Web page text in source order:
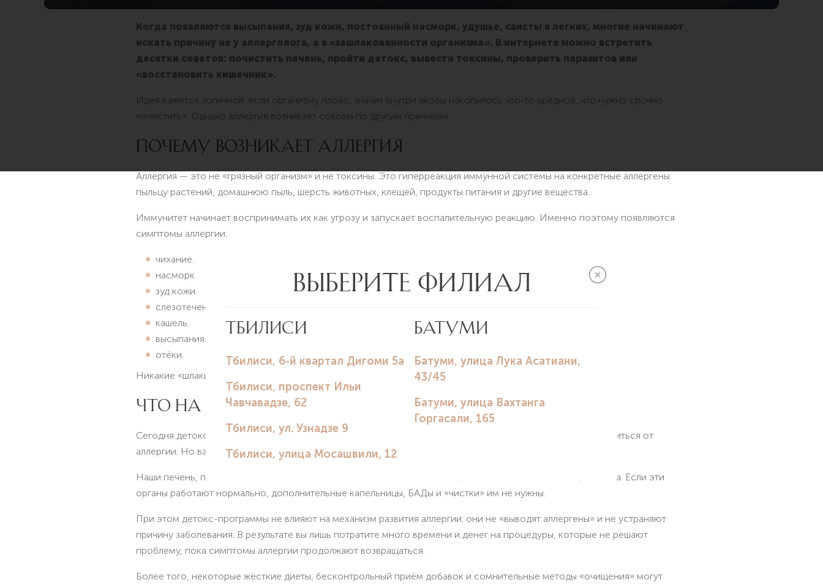
Когда появляются высыпания, зуд кожи, постоянный насморк, удушье, свисты в легких, многие начинают
искать причину не у аллерголога, а в «зашлакованности организма». В интернете можно встретить
десятки советов: почистить печень, пройти детокс, вывести токсины, проверить паразитов или
«восстановить кишечник».
Идея кажется логичной: если организму плохо, значит внутри якобы накопилось что-то вредное, что нужно срочно
«очистить». Однако аллергия возникает совсем по другим причинам.
ПОЧЕМУ ВОЗНИКАЕТ АЛЛЕРГИЯ
Аллергия — это не «грязный организм» и не токсины. Это гиперреакция иммунной системы на конкретные аллергены:
пыльцу растений, домашнюю пыль, шерсть животных, клещей, продукты питания и другие вещества.
Иммунитет начинает воспринимать их как угрозу и запускает воспалительную реакцию. Именно поэтому появляются
симптомы аллергии:
чихание.
насморк.
зуд кожи.
слезотечение.
кашель.
высыпания.
отёки.
Никакие «шлаки» или «загрязнение печени» в этом механизме не участвуют.
ЧТО НА САМОМ ДЕЛЕ ЛЕЧИТ «ДЕТОКС»
Сегодня детокс часто предлагают как способ «очистить организм», улучшить самочувствие и даже избавиться от
аллергии. Но важно понимать: с медицинской точки зрения никаких «детоксов» не существует.
Наши печень, почки, кишечник и легкие ежедневно самостоятельно справляются с очищением организма. Если эти
органы работают нормально, дополнительные капельницы, БАДы и «чистки» им не нужны.
При этом детокс-программы не влияют на механизм развития аллергии: они не «выводят аллергены» и не устраняют
причину заболевания. В результате вы лишь потратите много времени и денег на процедуры, которые не решают
проблему, пока симптомы аллергии продолжают возвращаться.
Более того, некоторые жёсткие диеты, бесконтрольный приём добавок и сомнительные методы «очищения» могут